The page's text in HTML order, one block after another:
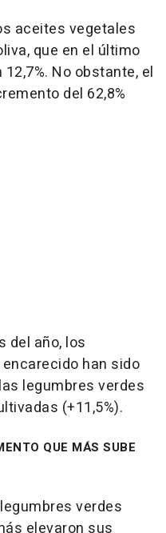
aceites vegetales
que en el último
No obstante, el
del 62,8%
del año, los
han sido
legumbres verdes
(+11,5%).
QUE MÁS SUBE
verdes